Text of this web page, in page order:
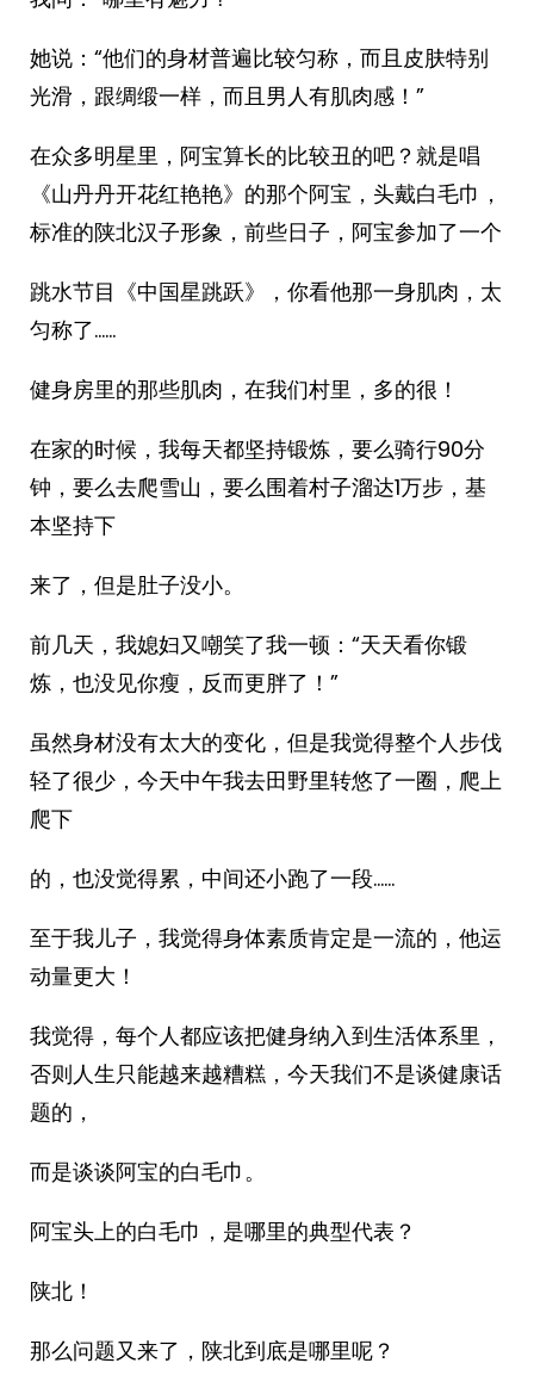
她说：“他们的身材普遍比较匀称，而且皮肤特别
光滑，跟绸缎一样，而且男人有肌肉感！”
在众多明星里，阿宝算长的比较丑的吧？就是唱
《山丹丹开花红艳艳》的那个阿宝，头戴白毛巾，
标准的陕北汉子形象，前些日子，阿宝参加了一个
跳水节目《中国星跳跃》，你看他那一身肌肉，太
匀称了……
健身房里的那些肌肉，在我们村里，多的很！
在家的时候，我每天都坚持锻炼，要么骑行90分
钟，要么去爬雪山，要么围着村子溜达1万步，基
本坚持下
来了，但是肚子没小。
前几天，我媳妇又嘲笑了我一顿：“天天看你锻
炼，也没见你瘦，反而更胖了！”
虽然身材没有太大的变化，但是我觉得整个人步伐
轻了很少，今天中午我去田野里转悠了一圈，爬上
爬下
的，也没觉得累，中间还小跑了一段……
至于我儿子，我觉得身体素质肯定是一流的，他运
动量更大！
我觉得，每个人都应该把健身纳入到生活体系里，
否则人生只能越来越糟糕，今天我们不是谈健康话
题的，
而是谈谈阿宝的白毛巾。
阿宝头上的白毛巾，是哪里的典型代表？
陕北！
那么问题又来了，陕北到底是哪里呢？